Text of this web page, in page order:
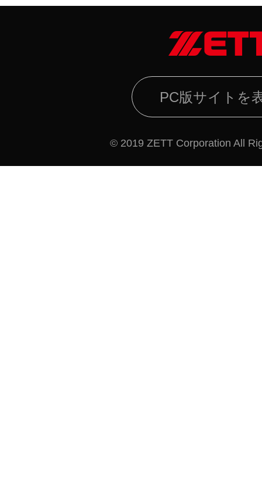
PC版サイトを
© 2019 ZETT Corporation All